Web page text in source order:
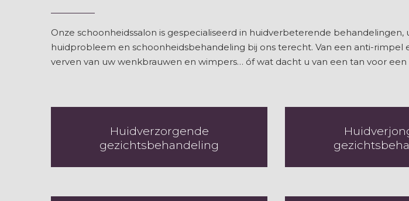
Onze schoonheidssalon is gespecialiseerd in huidverbeterende behandelingen,
huidprobleem en schoonheidsbehandeling bij ons terecht. Van een anti-
verven van uw wenkbrauwen en wimpers… óf wat dacht u van een tan voor
Huidverzorgende
gezichtsbehandeling